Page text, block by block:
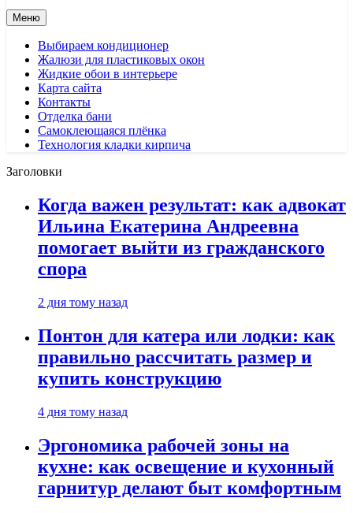
Меню
Выбираем кондиционер
Жалюзи для пластиковых окон
Жидкие обои в интерьере
Карта сайта
Контакты
Отделка бани
Самоклеющаяся плёнка
Технология кладки кирпича
Заголовки
Когда важен результат: как адвокат
Ильина Екатерина Андреевна
помогает выйти из гражданского
спора
2 дня тому назад
Понтон для катера или лодки: как
правильно рассчитать размер и
купить конструкцию
4 дня тому назад
Эргономика рабочей зоны на
кухне: как освещение и кухонный
гарнитур делают быт комфортным